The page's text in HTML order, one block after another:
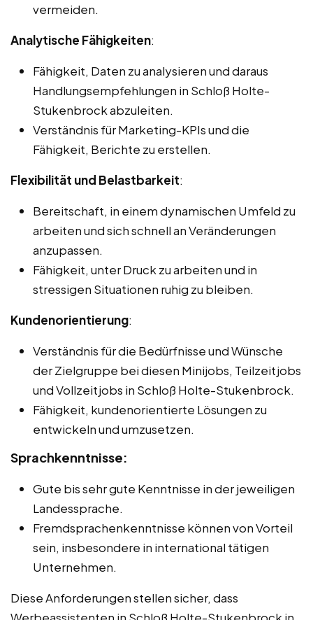
vermeiden.
Analytische Fähigkeiten:
Fähigkeit, Daten zu analysieren und daraus
Handlungsempfehlungen in Schloß Holte-
Stukenbrock abzuleiten.
Verständnis für Marketing-KPIs und die
Fähigkeit, Berichte zu erstellen.
Flexibilität und Belastbarkeit:
Bereitschaft, in einem dynamischen Umfeld zu
arbeiten und sich schnell an Veränderungen
anzupassen.
Fähigkeit, unter Druck zu arbeiten und in
stressigen Situationen ruhig zu bleiben.
Kundenorientierung:
Verständnis für die Bedürfnisse und Wünsche
der Zielgruppe bei diesen Minijobs, Teilzeitjobs
und Vollzeitjobs in Schloß Holte-Stukenbrock.
Fähigkeit, kundenorientierte Lösungen zu
entwickeln und umzusetzen.
Sprachkenntnisse:
Gute bis sehr gute Kenntnisse in der jeweiligen
Landessprache.
Fremdsprachenkenntnisse können von Vorteil
sein, insbesondere in international tätigen
Unternehmen.
Diese Anforderungen stellen sicher, dass